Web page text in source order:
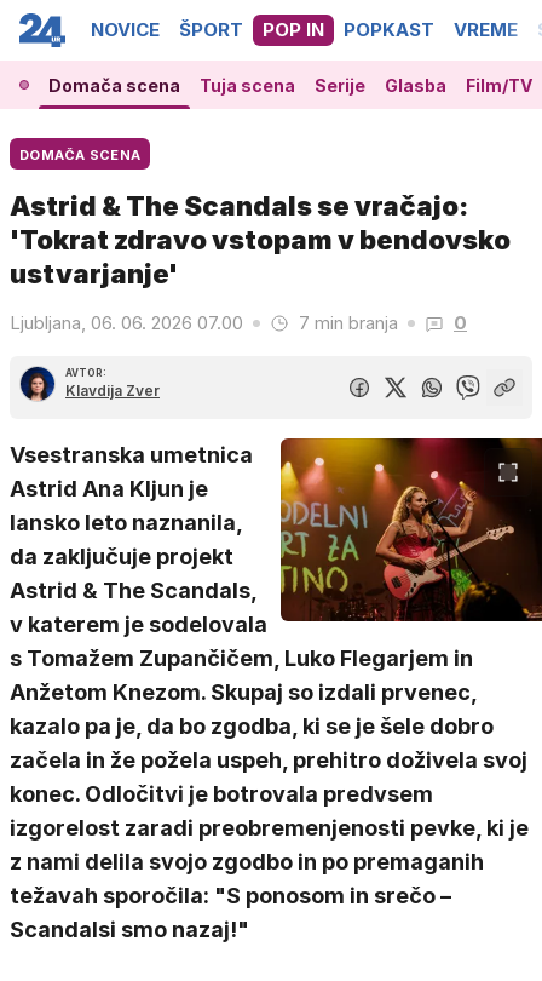
NOVICE ŠPORT POP IN POPKAST VREME
Domača scena Tuja scena Serije Glasba Film/TV
DOMAČA SCENA
Astrid & The Scandals se vračajo:
'Tokrat zdravo vstopam v bendovsko
ustvarjanje'
Ljubljana, 06. 06. 2026 07.00 7 min branja 0
AVTOR:
Klavdija Zver
Vsestranska umetnica
Astrid Ana Kljun je
lansko leto naznanila,
da zaključuje projekt
Astrid & The Scandals,
v katerem je sodelovala
s Tomažem Zupančičem, Luko Flegarjem in
Anžetom Knezom. Skupaj so izdali prvenec,
kazalo pa je, da bo zgodba, ki se je šele dobro
začela in že požela uspeh, prehitro doživela svoj
konec. Odločitvi je botrovala predvsem
izgorelost zaradi preobremenjenosti pevke, ki je
z nami delila svojo zgodbo in po premaganih
težavah sporočila: "S ponosom in srečo –
Scandalsi smo nazaj!"